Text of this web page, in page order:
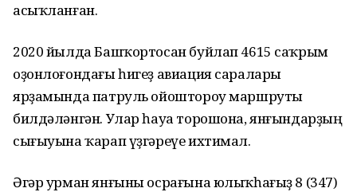
асыҡланған.
2020 йылда Башҡортосан буйлап 4615 саҡрым
оҙонлоғондағы һигеҙ авиация саралары
ярҙамында патруль ойоштороу маршруты
билдәләнгән. Улар һауа торошона, янғындарҙың
сығыуына ҡарап үҙгәреүе ихтимал.
Әгәр урман янғыны осрағына юлыҡһағыҙ 8 (347)